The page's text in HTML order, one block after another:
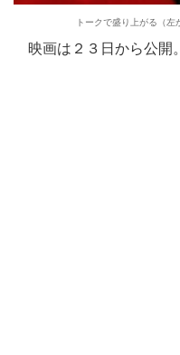
トークで盛り上がる（
映画は２３日から公開。